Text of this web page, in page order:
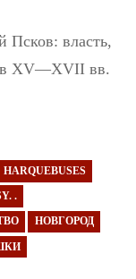
Псков: власть,
в XV—XVII вв.
HARQUEBUSES
.
НОВГОРОД